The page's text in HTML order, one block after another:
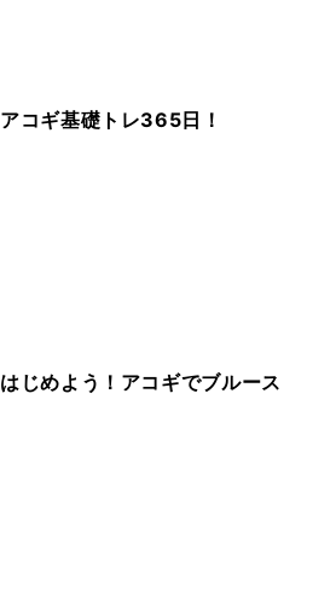
アコギ基礎トレ365日！
はじめよう！アコギでブルース